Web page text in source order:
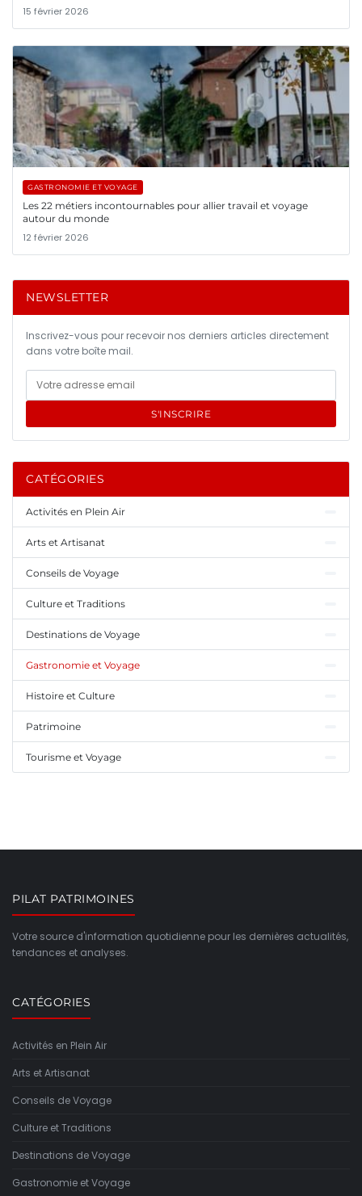
15 février 2026
GASTRONOMIE ET VOYAGE
Les 22 métiers incontournables pour allier travail et voyage
autour du monde
12 février 2026
NEWSLETTER
Inscrivez-vous pour recevoir nos derniers articles directement
dans votre boîte mail.
S'INSCRIRE
CATÉGORIES
Activités en Plein Air
Arts et Artisanat
Conseils de Voyage
Culture et Traditions
Destinations de Voyage
Gastronomie et Voyage
Histoire et Culture
Patrimoine
Tourisme et Voyage
PILAT PATRIMOINES
Votre source d'information quotidienne pour les dernières actualités,
tendances et analyses.
CATÉGORIES
Activités en Plein Air
Arts et Artisanat
Conseils de Voyage
Culture et Traditions
Destinations de Voyage
Gastronomie et Voyage